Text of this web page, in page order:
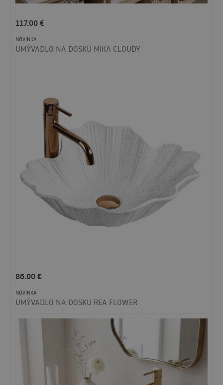
117.00€
NOVINKA
UMÝVADLO NA DOSKU MIKA CLOUDY
86.00€
NOVINKA
UMÝVADLO NA DOSKU REA FLOWER